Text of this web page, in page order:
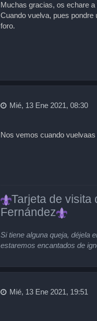
Muchas gracias, os echare
Cuando vuelva, pues
foro.
Mié, 13 Ene 2021, 08:30
Nos vemos cuando vuelvaas
Tarjeta de visita
Fernández
Si tiene alguna queja, déjela
estaremos encantados de
Mié, 13 Ene 2021, 19:51